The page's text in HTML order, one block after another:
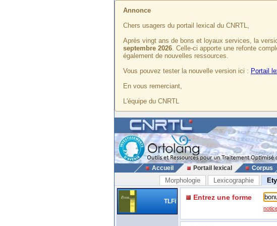
Annonce
Chers usagers du portail lexical du CNRTL,
Après vingt ans de bons et loyaux services, la
septembre 2026. Celle-ci apporte une refonte
également de nouvelles ressources.
Vous pouvez tester la nouvelle version ici : Portail
En vous remerciant,
L'équipe du CNRTL
Accueil Portail lexical Corpus
Morphologie Lexicographie
TLFi Entrez une forme